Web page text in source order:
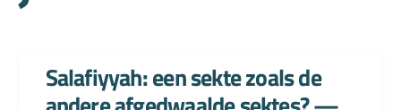
Salafiyyah: een sekte zoals de